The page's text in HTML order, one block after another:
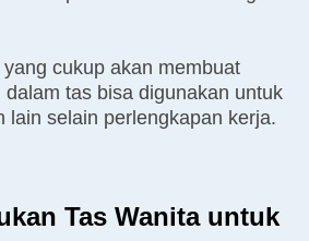
cukup akan membuat
tas bisa digunakan untuk
lain selain perlengkapan kerja.
Tas Wanita untuk